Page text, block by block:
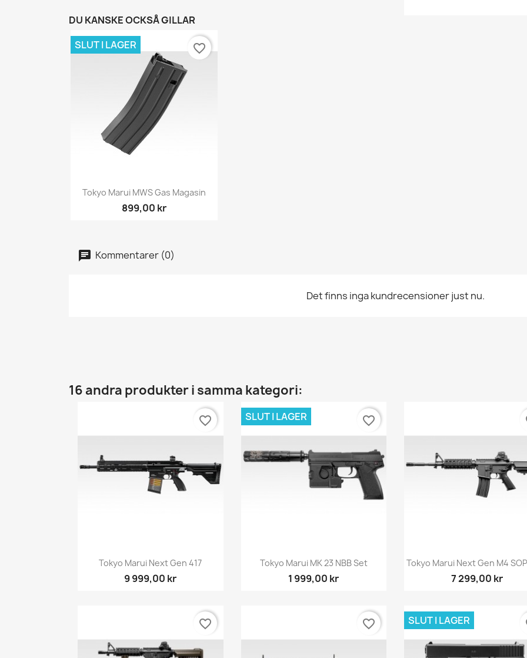
DU KANSKE OCKSÅ GILLAR
Snabbvy
Tokyo Marui MWS Gas Magasin
899,00 kr
SLUT I LAGER favorite_border
Kommentarer (0)
Det finns inga kundrecensioner just nu.
16 andra produkter i samma kategori:
Snabbvy
Tokyo Marui Next Gen 417
9 999,00 kr
favorite_border
Snabbvy
Tokyo Marui MK 23 NBB Set
1 999,00 kr
SLUT I LAGER favorite_border
Snabbvy
Tokyo Marui Next Gen M4
7 299,00 kr
favorite_border favorite_border SLUT I LAGER